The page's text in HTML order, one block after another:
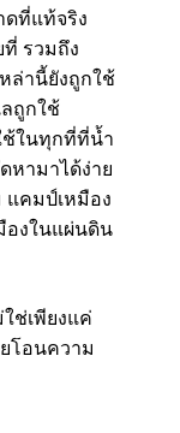
ดที่แท้จริง
รวมถึง
ล่านี้ยังถูกใช้
ถูกใช้
ช้ในทุกที่ที่น้ำ
หามาได้ง่าย
แคมป์เหมือง
องในแผ่นดิน
ช่เพียงแค่
โอนความ